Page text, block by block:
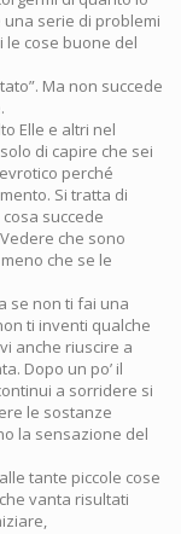
serie di problemi
le cose buone del
Ma non succede
Elle e altri nel
di capire che sei
perché
Si tratta di
succede
che sono
che se le
se non ti fai una
ti inventi qualche
anche riuscire a
Dopo un po’ il
a sorridere si
le sostanze
la sensazione del
tante piccole cose
vanta risultati